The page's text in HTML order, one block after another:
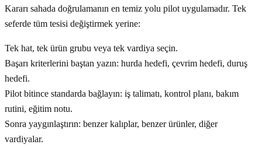
Kararı sahada doğrulamanın en temiz yolu pilot uygulamadır. Tek
seferde tüm tesisi değiştirmek yerine:
Tek hat, tek ürün grubu veya tek vardiya seçin.
Başarı kriterlerini baştan yazın: hurda hedefi, çevrim hedefi, duruş
hedefi.
Pilot bitince standarda bağlayın: iş talimatı, kontrol planı, bakım
rutini, eğitim notu.
Sonra yaygınlaştırın: benzer kalıplar, benzer ürünler, diğer
vardiyalar.